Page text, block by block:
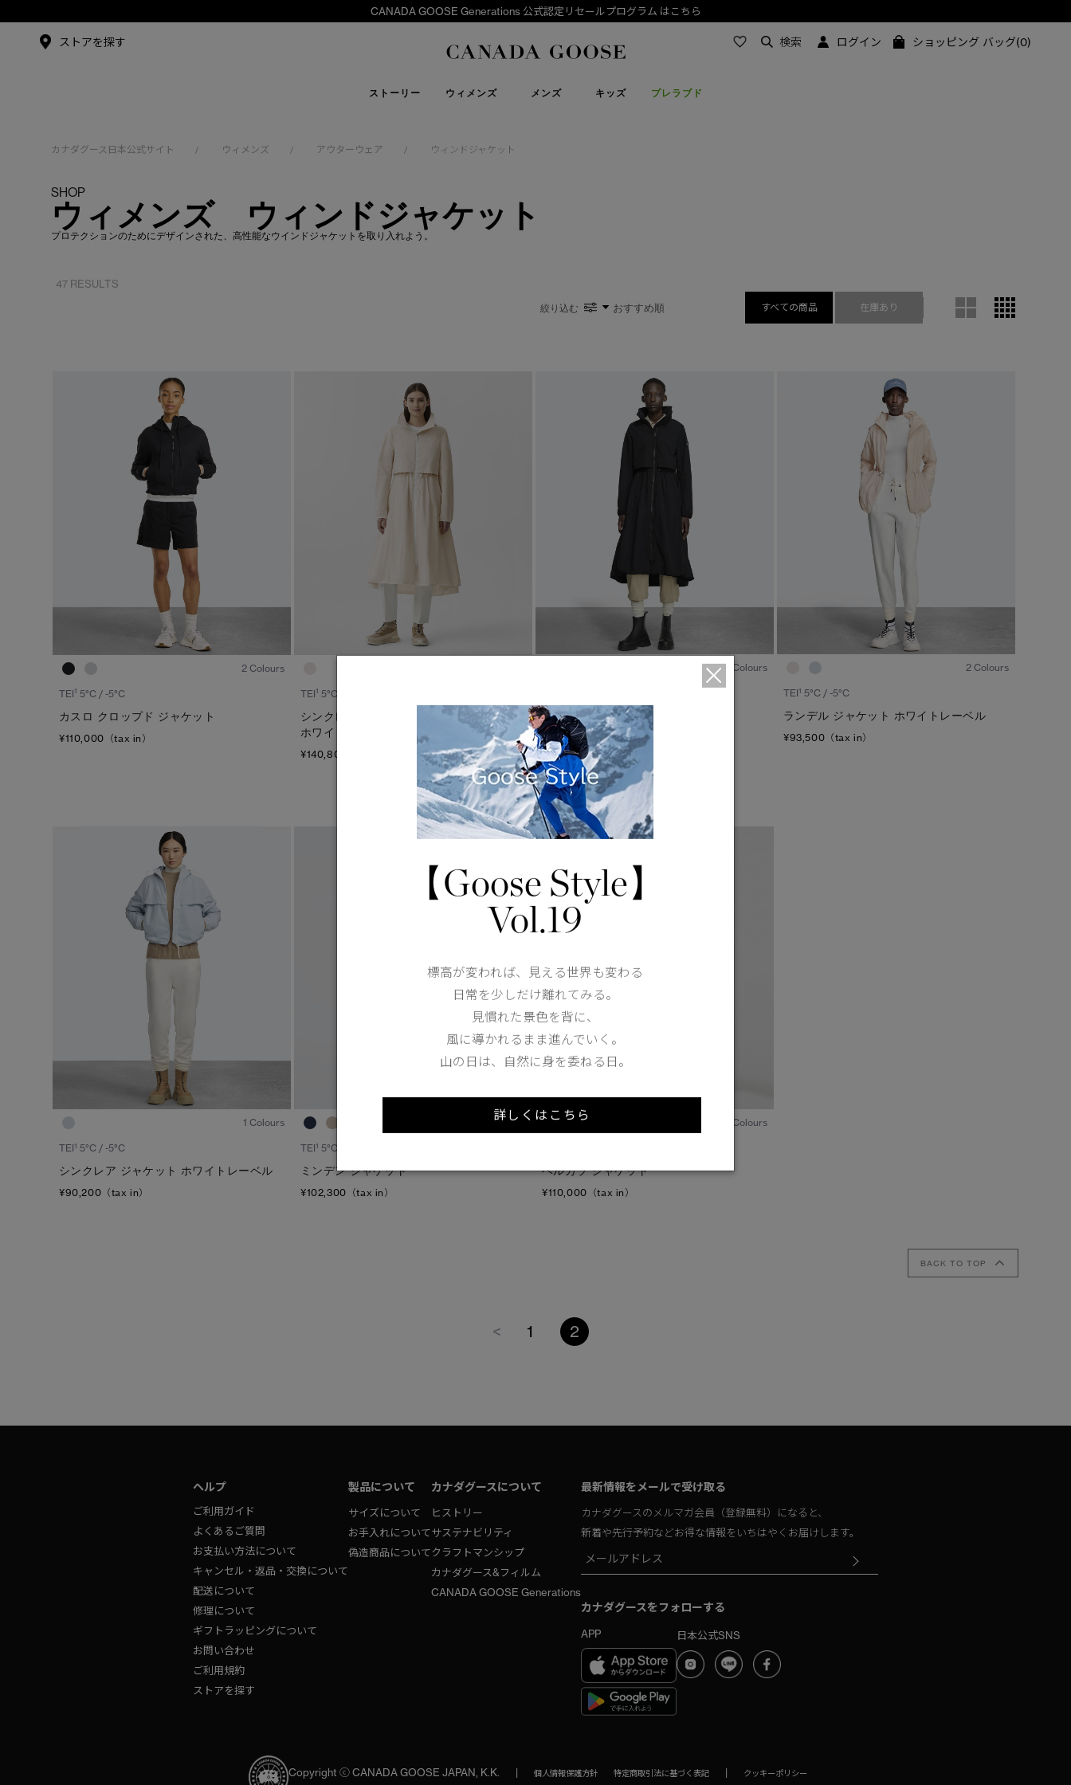
CANADA GOOSE Generations 公式認定リセールプログラム はこちら
Canada Goose
ストーリー
アンバサダー
ウィメンズ メンズ キッズ プレラブド
下取り申請
ストアを探す 検索 ログイン ショッピング バッグ(0)
カナダグース日本公式サイト / ウィメンズ / アウターウェア / ウィンドジャケット
SHOP
ウィメンズ ウィンドジャケット
プロテクションのためにデザインされた、高性能なウインドジャケットを取り入れよう。
47 RESULTS
絞り込む すべての商品 在庫あり
※カテゴリを表示するにはジェンダーにチェックをお入れください
カテゴリ
ダウンジャケット
ライトウェイトダウンジャケット
ベスト
ウィンドジャケット
レインジャケット
フリース
ディスク
ブラック ディスク
クラシック ディスク
ホワイト ディスク
ト―ナル ディスク
PBI ディスク
ディスクなし
TEI2：０℃/-１5℃
TEI3：-10℃/-20℃
サイズ
L
ブラック
ブルー系
グリーン系
グレー系
/ 2
2 Colours
TEI1 5°C / -5°C
カスロ クロップド ジャケット
¥110,000（tax in）
TEI1 5°C / -5°C
シンクレア ロング コート
ホワイトレーベル
¥140,800（tax in）
2 Colours
シンクレア ロング コート
ブラックレーベル
¥140,800（tax in）
2 Colours
TEI1 5°C / -5°C
ランデル ジャケット ホワイトレーベル
¥93,500（tax in）
1 Colours
TEI1 5°C / -5°C
シンクレア ジャケット ホワイトレーベル
¥90,200（tax in）
3 Colours
TEI1 5°C / -5°C
ミンデン ジャケット
¥102,300（tax in）
1 Colours
ベルカラ ジャケット
¥110,000（tax in）
BACK TO TOP
< 1 2
ヘルプ
ご利用ガイド
よくあるご質問
お支払い方法について
キャンセル・返品・交換について
配送について
修理について
ギフトラッピングについて
お問い合わせ
ご利用規約
ストアを探す
製品について
サイズについて
お手入れについて
偽造商品について
カナダグースについて
ヒストリー
サステナビリティ
クラフトマンシップ
カナダグース&フィルム
CANADA GOOSE Generations
最新情報をメールで受け取る
カナダグースのメルマガ会員（登録無料）になると、
新着や先行予約などお得な情報をいちはやくお届けします。
カナダグースをフォローする
APP 日本公式SNS
Copyright ⓒ CANADA GOOSE JAPAN, K.K. | 個人情報保護方針 特定商取引法に基づく表記 | クッキーポリシー
【Goose Style】
Vol.19
標高が変われば、見える世界も変わる
日常を少しだけ離れてみる。
見慣れた景色を背に、
風に導かれるまま進んでいく。
山の日は、自然に身を委ねる日。
詳しくはこちら